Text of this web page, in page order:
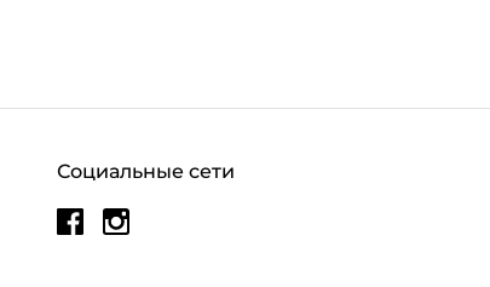
Социальные сети